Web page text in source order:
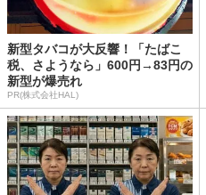
新型タバコが大反響！「たばこ
税、さようなら」600円→83円の
新型が爆売れ
PR(株式会社HAL)